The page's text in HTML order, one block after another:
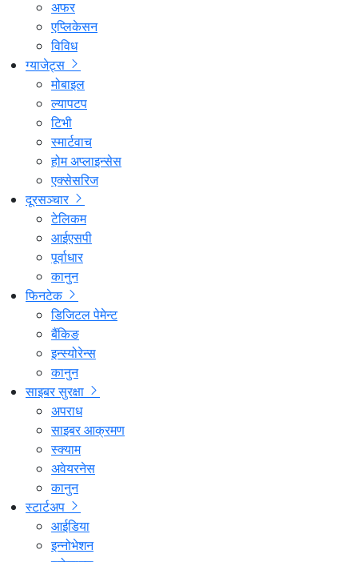
अफर
एप्लिकेसन
विविध
ग्याजेट्स
मोबाइल
ल्यापटप
टिभी
स्मार्टवाच
होम अप्लाइन्सेस
एक्सेसरिज
दूरसञ्चार
टेलिकम
आईएसपी
पूर्वाधार
कानुन
फिनटेक
डिजिटल पेमेन्ट
बैंकिङ
इन्स्योरेन्स
कानुन
साइबर सुरक्षा
अपराध
साइबर आक्रमण
स्क्याम
अवेयरनेस
कानुन
स्टार्टअप
आईडिया
इन्नोभेशन